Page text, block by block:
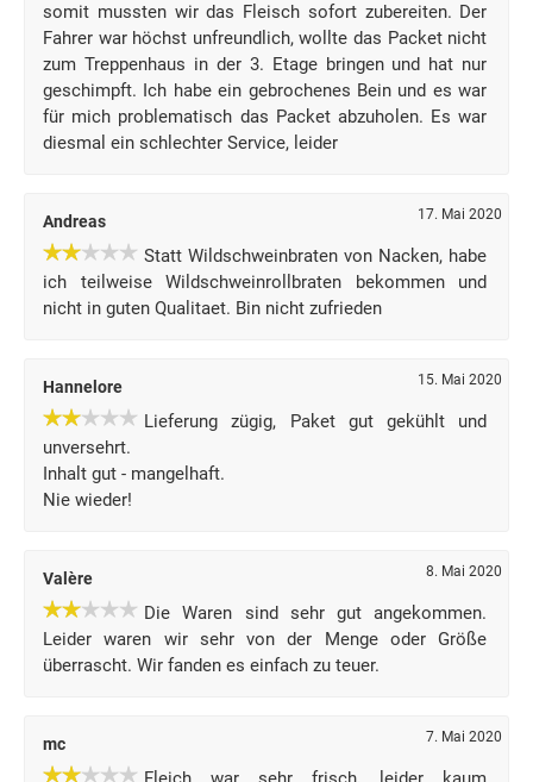
somit mussten wir das Fleisch sofort zubereiten. Der
Fahrer war höchst unfreundlich, wollte das Packet nicht
zum Treppenhaus in der 3. Etage bringen und hat nur
geschimpft. Ich habe ein gebrochenes Bein und es war
für mich problematisch das Packet abzuholen. Es war
diesmal ein schlechter Service, leider
Andreas 17. Mai 2020
Statt Wildschweinbraten von Nacken, habe
ich teilweise Wildschweinrollbraten bekommen und
nicht in guten Qualitaet. Bin nicht zufrieden
Hannelore 15. Mai 2020
Lieferung zügig, Paket gut gekühlt und
unversehrt.
Inhalt gut - mangelhaft.
Nie wieder!
Valère 8. Mai 2020
Die Waren sind sehr gut angekommen.
Leider waren wir sehr von der Menge oder Größe
überrascht. Wir fanden es einfach zu teuer.
mc 7. Mai 2020